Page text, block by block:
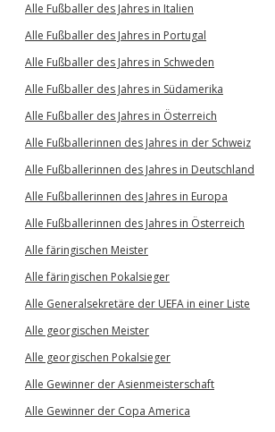
Alle Fußballer des Jahres in Italien
Alle Fußballer des Jahres in Portugal
Alle Fußballer des Jahres in Schweden
Alle Fußballer des Jahres in Südamerika
Alle Fußballer des Jahres in Österreich
Alle Fußballerinnen des Jahres in der Schweiz
Alle Fußballerinnen des Jahres in Deutschland
Alle Fußballerinnen des Jahres in Europa
Alle Fußballerinnen des Jahres in Österreich
Alle färingischen Meister
Alle färingischen Pokalsieger
Alle Generalsekretäre der UEFA in einer Liste
Alle georgischen Meister
Alle georgischen Pokalsieger
Alle Gewinner der Asienmeisterschaft
Alle Gewinner der Copa America